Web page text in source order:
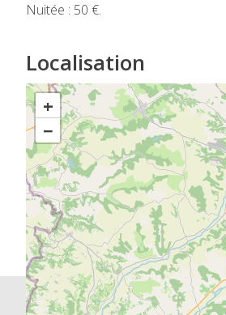
Nuitée : 50 €.
Localisation
+
−